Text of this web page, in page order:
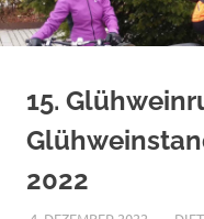
15.
2022